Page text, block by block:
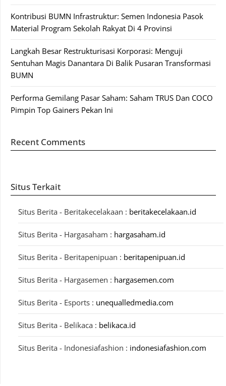
Kontribusi BUMN Infrastruktur: Semen Indonesia Pasok
Material Program Sekolah Rakyat Di 4 Provinsi
Langkah Besar Restrukturisasi Korporasi: Menguji
Sentuhan Magis Danantara Di Balik Pusaran Transformasi
BUMN
Performa Gemilang Pasar Saham: Saham TRUS Dan COCO
Pimpin Top Gainers Pekan Ini
Recent Comments
Situs Terkait
Situs Berita - Beritakecelakaan : beritakecelakaan.id
Situs Berita - Hargasaham : hargasaham.id
Situs Berita - Beritapenipuan : beritapenipuan.id
Situs Berita - Hargasemen : hargasemen.com
Situs Berita - Esports : unequalledmedia.com
Situs Berita - Belikaca : belikaca.id
Situs Berita - Indonesiafashion : indonesiafashion.com